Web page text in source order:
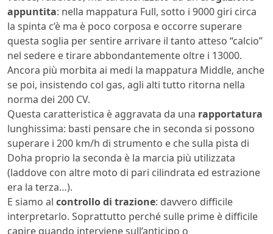
appuntita: nella mappatura Full, sotto i 9000 giri circa
la spinta c’è ma è poco corposa e occorre superare
questa soglia per sentire arrivare il tanto atteso “calcio”
nel sedere e tirare abbondantemente oltre i 13000.
Ancora più morbita ai medi la mappatura Middle, anche
se poi, insistendo col gas, agli alti tutto ritorna nella
norma dei 200 CV.
Questa caratteristica è aggravata da una rapportatura
lunghissima: basti pensare che in seconda si possono
superare i 200 km/h di strumento e che sulla pista di
Doha proprio la seconda è la marcia più utilizzata
(laddove con altre moto di pari cilindrata ed estrazione
era la terza…).
E siamo al controllo di trazione: davvero difficile
interpretarlo. Soprattutto perché sulle prime è difficile
capire quando interviene sull’anticipo o